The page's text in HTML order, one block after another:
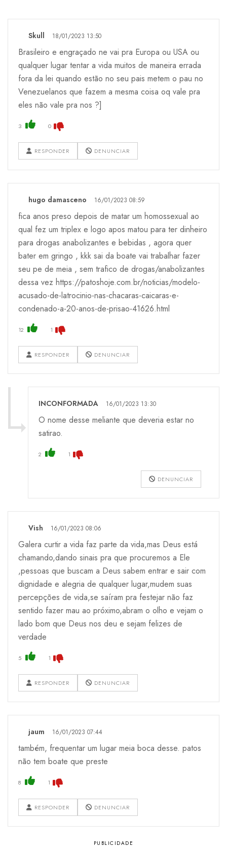
Skull 18/01/2023 13:50
Brasileiro e engraçado ne vai pra Europa ou USA ou
qualquer lugar tentar a vida muitos de maneira errada
fora da lei quando estão no seu pais metem o pau no
Venezuelanos que fazem a mesma coisa oq vale pra
eles não vale pra nos ?]
3 0
RESPONDER DENUNCIAR
hugo damasceno 16/01/2023 08:59
fica anos preso depois de matar um homossexual ao
qual fez um triplex e logo apos matou para ter dinheiro
para drogas anabolizantes e bebidas , agora quer
bater em gringo , kkk sai da boate vai trabalhar fazer
seu pe de meia , sem trafico de drogas/anabolizantes
dessa vez https://patoshoje.com.br/noticias/modelo-
acusado-de-latrocinio-nas-chacaras-caicaras-e-
condenado-a-20-anos-de-prisao-41626.html
12 1
RESPONDER DENUNCIAR
INCONFORMADA 16/01/2023 13:30
O nome desse meliante que deveria estar no
satirao.
2 1
DENUNCIAR
Vish 16/01/2023 08:06
Galera curtir a vida faz parte da vida,mas Deus está
chamando,dando sinais pra que procuremos a Ele
,pessoas que buscam a Deus sabem entrar e sair com
dignidade e alegria de qualquer lugar,mudem suas
percepções de vida,se saíram pra festejar não faz
sentido fazer mau ao próximo,abram o olho e vejam o
lado bom que Deus nos deu e sejam felizes de
verdade
5 1
RESPONDER DENUNCIAR
jaum 16/01/2023 07:44
também, frequentar um lugar meia boca desse. patos
não tem boate que preste
8 1
RESPONDER DENUNCIAR